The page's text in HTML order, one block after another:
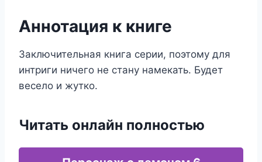
Аннотация к книге
Заключительная книга серии, поэтому для
интриги ничего не стану намекать. Будет
весело и жутко.
Читать онлайн полностью